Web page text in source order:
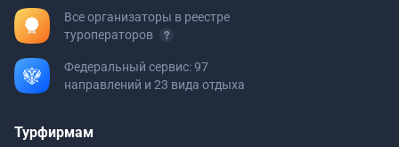
Все организаторы в реестре
туроператоров
Федеральный сервис: 97
направлений и 23 вида отдыха
Турфирмам